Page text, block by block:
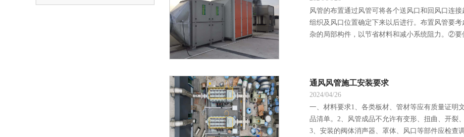
风管的布置通过风管可将各个送风口和回风口连
组织及风口位置确定下来以后进行。布置风管要
杂的局部构件，以节省材料和减小系统阻力。②要
通风风管施工安装要求
2024/04/26
一、材料要求1、各类板材、管材等应有质量证明
品清单。2、风管成品不允许有变形、扭曲、开裂
3、安装的阀体消声器、罩体、风口等部件应检查